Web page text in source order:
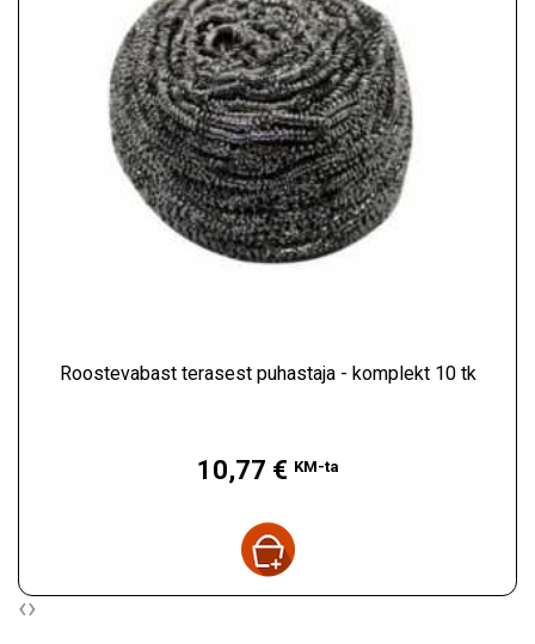
Roostevabast terasest puhastaja - komplekt 10 tk
10,77 € KM-ta
‹›